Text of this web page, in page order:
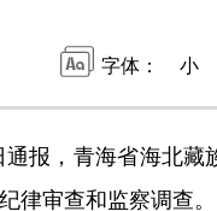
字体： 小
，青海省海北藏
律审查和监察调查。